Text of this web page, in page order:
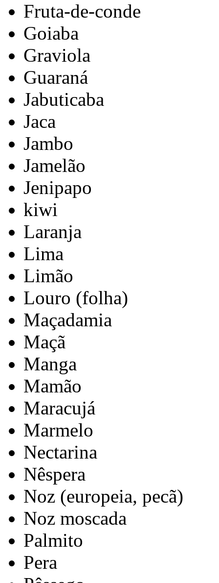
Fruta-de-conde
Goiaba
Graviola
Guaraná
Jabuticaba
Jaca
Jambo
Jamelão
Jenipapo
kiwi
Laranja
Lima
Limão
Louro (folha)
Maçadamia
Maçã
Manga
Mamão
Maracujá
Marmelo
Nectarina
Nêspera
Noz (europeia, pecã)
Noz moscada
Palmito
Pera